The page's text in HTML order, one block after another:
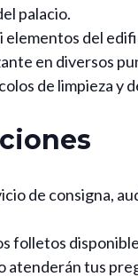
palacio.
elementos del
en diversos
de limpieza y
de consigna,
folletos
atenderán tus